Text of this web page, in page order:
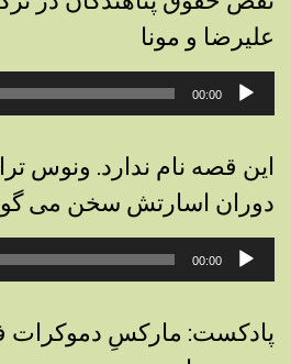
علیرضا و مونا
پخش‌کننده
صوت
00:00
این قصه نام ندارد. ونوس
دوران اسارتش سخن می
پخش‌کننده
صوت
00:00
پادکست: مارکسِ دموکرات